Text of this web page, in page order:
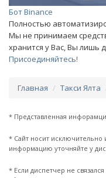
Бот Binance
Полностью
Мы не принимаем
хранится у Вас, Вы лишь
Присоединяйтесь!
Главная Такси Ялта
* Представленная
* Сайт носит
информацию уточняйте у
* Если диспетчер не